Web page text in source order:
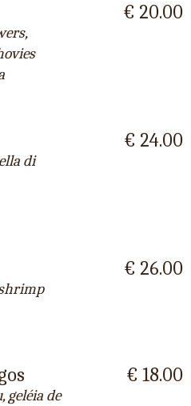
€ 20.00
di
€ 24.00
€ 26.00
geléia de
€ 18.00